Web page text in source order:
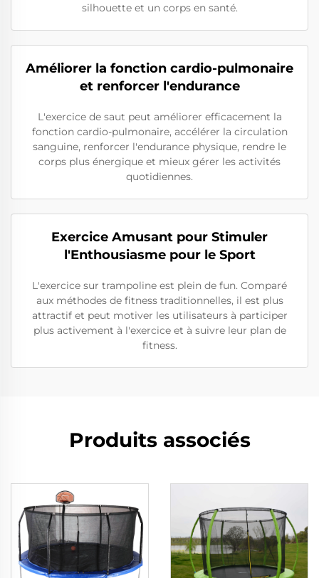
silhouette et un corps en santé.
Améliorer la fonction cardio-pulmonaire
et renforcer l'endurance
L'exercice de saut peut améliorer efficacement la
fonction cardio-pulmonaire, accélérer la circulation
sanguine, renforcer l'endurance physique, rendre le
corps plus énergique et mieux gérer les activités
quotidiennes.
Exercice Amusant pour Stimuler
l'Enthousiasme pour le Sport
L'exercice sur trampoline est plein de fun. Comparé
aux méthodes de fitness traditionnelles, il est plus
attractif et peut motiver les utilisateurs à participer
plus activement à l'exercice et à suivre leur plan de
fitness.
Produits associés